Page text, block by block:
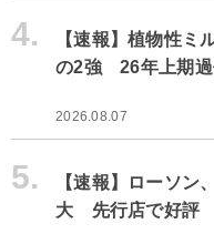
4.
【速報】植物性ミ
の2強 26年上期過
2026.08.07
5.
【速報】ローソン
大 先行店で好評